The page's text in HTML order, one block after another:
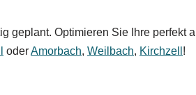
Optimieren Sie Ihre perfekt
oderAmorbach, Weilbach, Kirchzell !